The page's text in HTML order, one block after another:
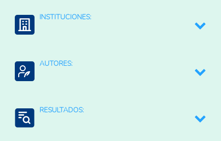
INSTITUCIONES:
Alimentación
ONU: Organización de las Naciones Unidas
AUTORES:
ONU (Organización de las Naciones Unidas)
RESULTADOS: